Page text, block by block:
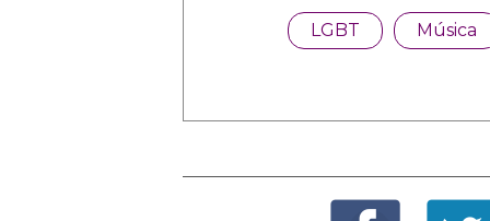
LGBT Música